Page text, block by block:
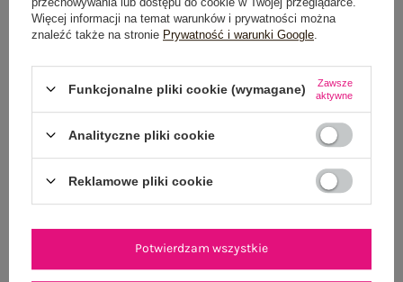
WYSYŁKA I DOSTAWA
OSTATNIO OGLĄDANE
Zobacz wszystko
Więcej informacji na temat warunków i prywatności można
znaleźć także na stronie Prywatność i warunki Google
Funkcjonalne pliki cookie (wymagane)
Zawsze
aktywne
Analityczne pliki cookie
Reklamowe pliki cookie
Potwierdzam wszystkie